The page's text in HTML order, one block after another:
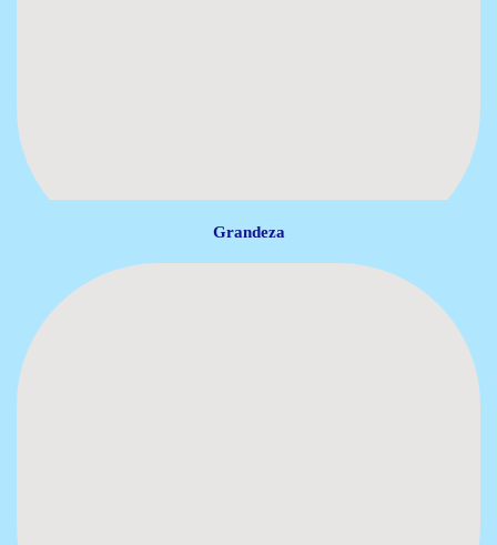
Grandeza